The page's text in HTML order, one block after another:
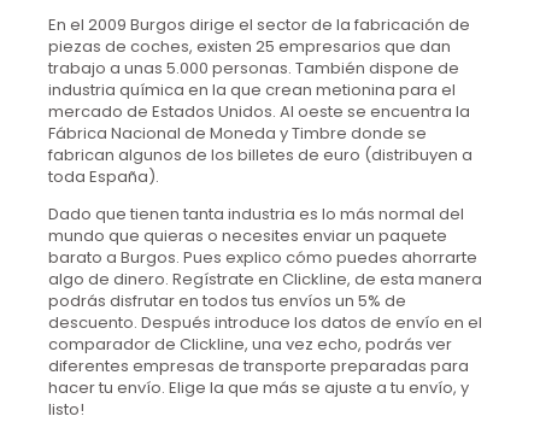
En el 2009 Burgos dirige el sector de la fabricación de
piezas de coches, existen 25 empresarios que dan
trabajo a unas 5.000 personas. También dispone de
industria química en la que crean metionina para el
mercado de Estados Unidos. Al oeste se encuentra la
Fábrica Nacional de Moneda y Timbre donde se
fabrican algunos de los billetes de euro (distribuyen a
toda España).
Dado que tienen tanta industria es lo más normal del
mundo que quieras o necesites enviar un paquete
barato a Burgos. Pues explico cómo puedes ahorrarte
algo de dinero. Regístrate en Clickline, de esta manera
podrás disfrutar en todos tus envíos un 5% de
descuento. Después introduce los datos de envío en el
comparador de Clickline, una vez echo, podrás ver
diferentes empresas de transporte preparadas para
hacer tu envío. Elige la que más se ajuste a tu envío, y
listo!